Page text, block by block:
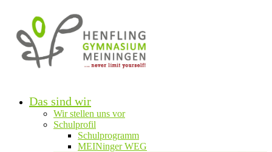
Das sind wir
Wir stellen uns vor
Schulprofil
Schulprogramm
MEINinger WEG